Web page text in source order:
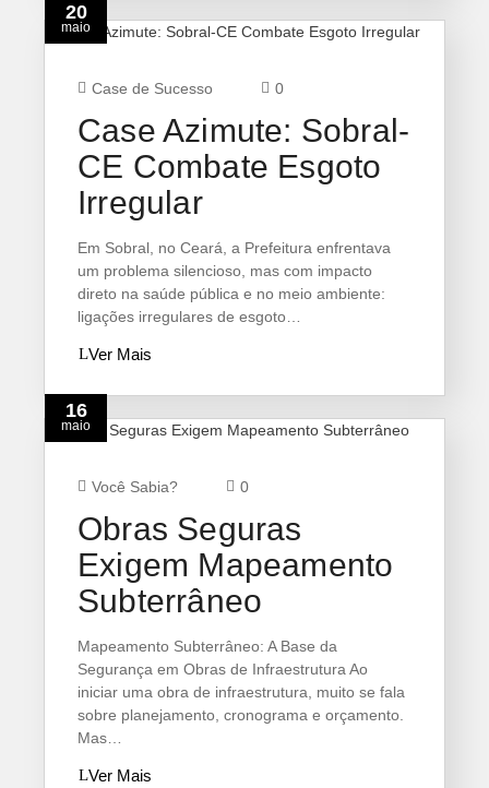
20
maio
Case de Sucesso 0
Case Azimute: Sobral-
CE Combate Esgoto
Irregular
Em Sobral, no Ceará, a Prefeitura enfrentava
um problema silencioso, mas com impacto
direto na saúde pública e no meio ambiente:
ligações irregulares de esgoto…
Ver Mais
16
maio
Você Sabia? 0
Obras Seguras
Exigem Mapeamento
Subterrâneo
Mapeamento Subterrâneo: A Base da
Segurança em Obras de Infraestrutura Ao
iniciar uma obra de infraestrutura, muito se fala
sobre planejamento, cronograma e orçamento.
Mas…
Ver Mais